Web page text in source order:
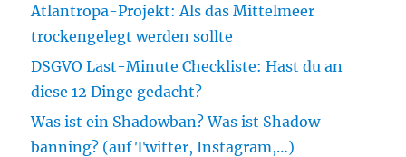
Atlantropa-Projekt: Als das Mittelmeer
trockengelegt werden sollte
DSGVO Last-Minute Checkliste: Hast du an
diese 12 Dinge gedacht?
Was ist ein Shadowban? Was ist Shadow
banning? (auf Twitter, Instagram,…)